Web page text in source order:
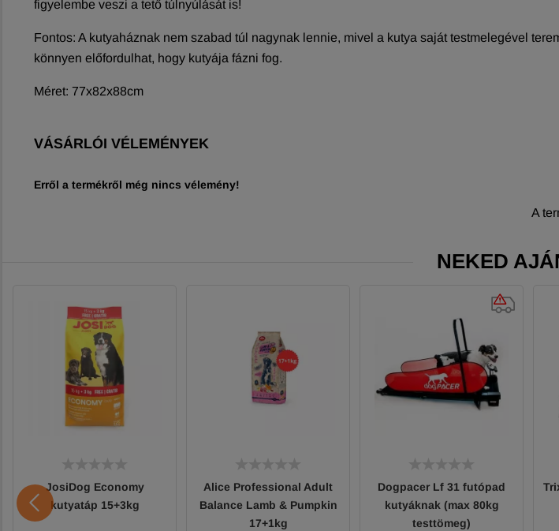
figyelembe veszi a tető túlnyúlását is!
Fontos: A kutyaháznak nem szabad túl nagynak lennie, mivel a kutya saját testmelegével
könnyen előfordulhat, hogy kutyája fázni fog.
Méret: 77x82x88cm
VÁSÁRLÓI VÉLEMÉNYEK
Erről a termékről még nincs vélemény!
A
NEKED
JosiDog Economy
kutyatáp 15+3kg
Alice Professional Adult
Balance Lamb & Pumpkin
17+1kg
Dogpacer Lf 31 futópad
kutyáknak (max 80kg
testtömeg)